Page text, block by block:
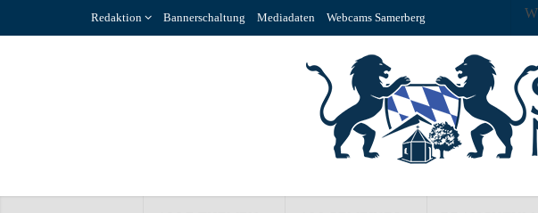
Redaktion Bannerschaltung Mediadaten Webcams Samerberg